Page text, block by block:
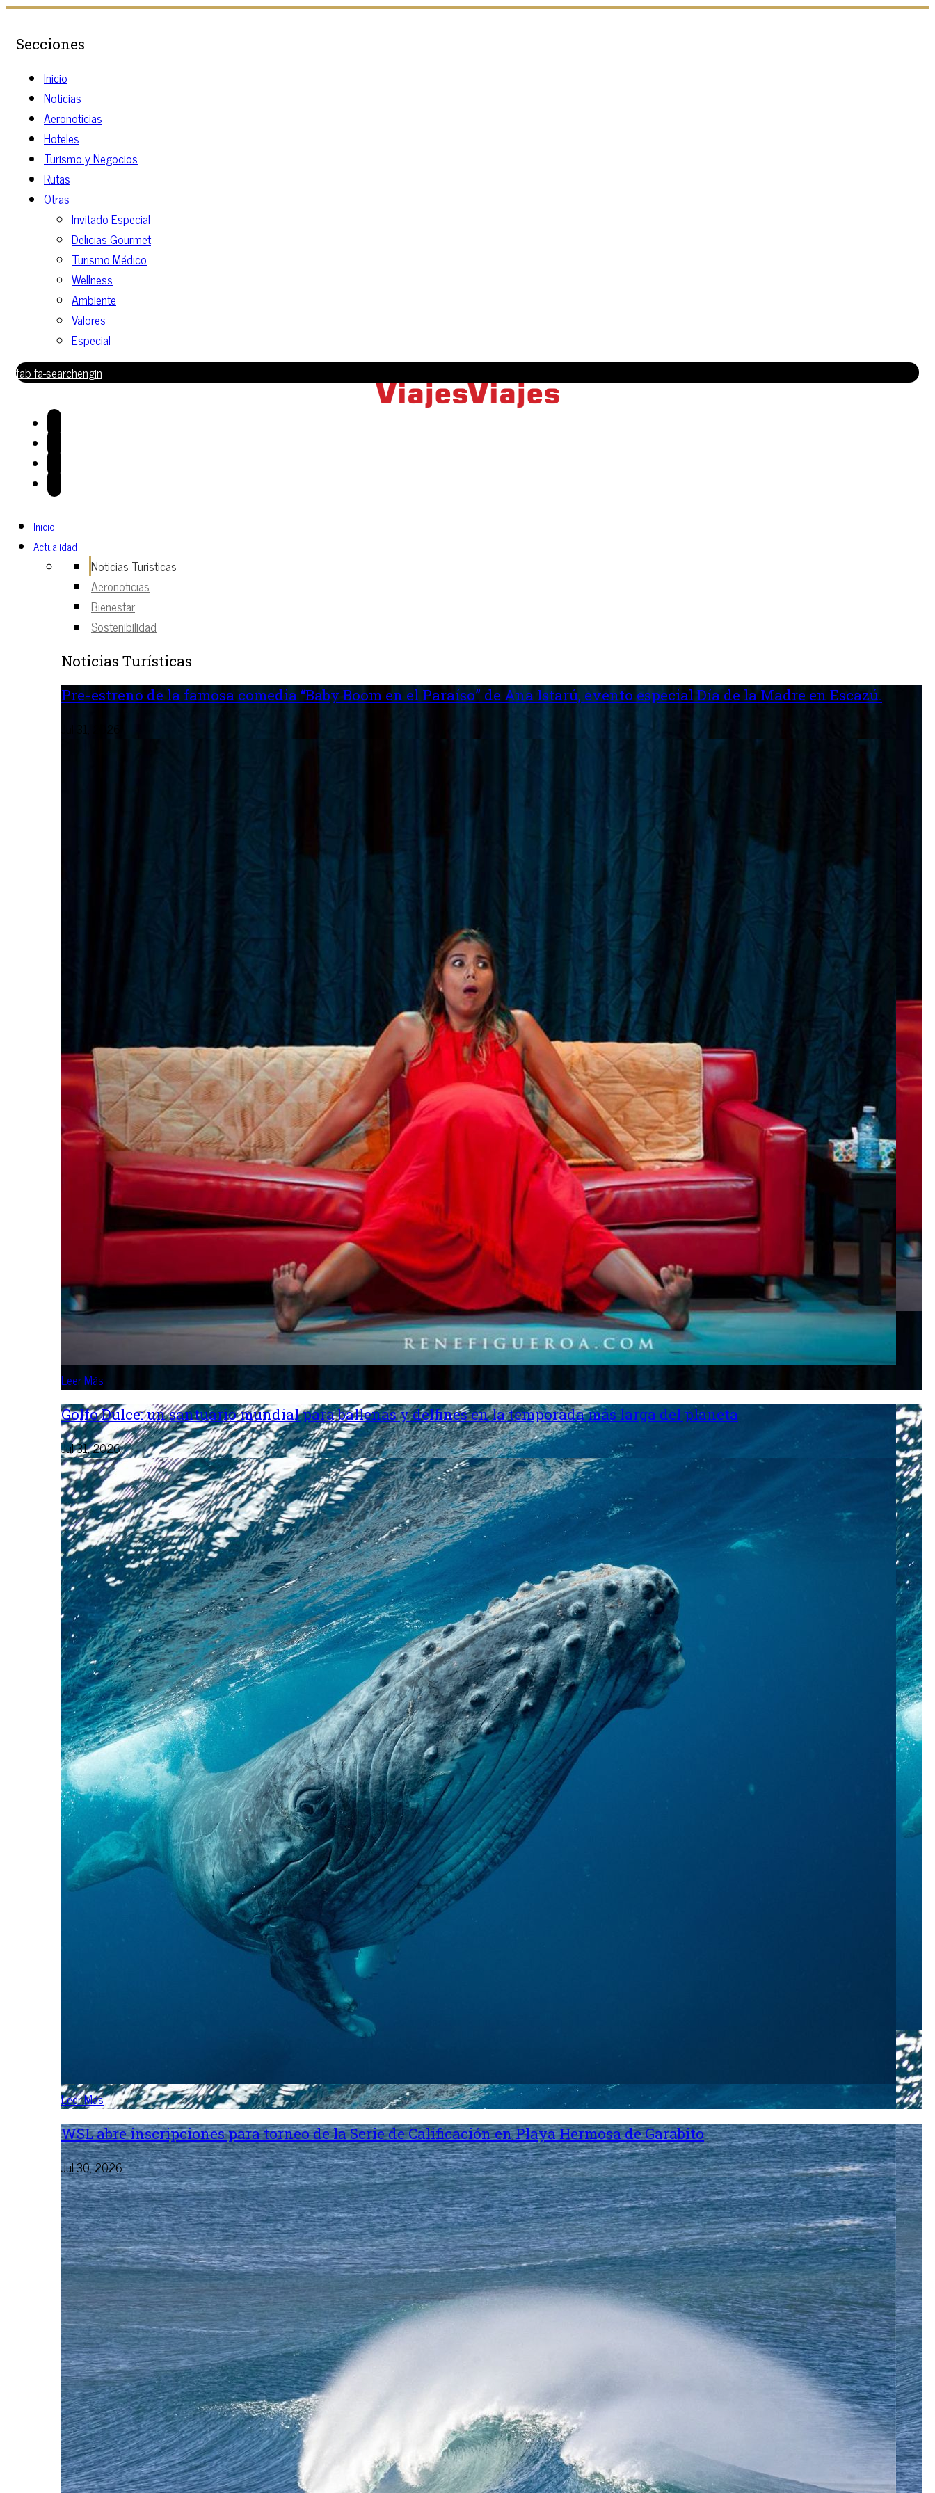
Secciones
Inicio
Noticias
Aeronoticias
Hoteles
Turismo y Negocios
Rutas
Otras
Invitado Especial
Delicias Gourmet
Turismo Médico
Wellness
Ambiente
Valores
Especial
fab fa-searchengin
Inicio
Actualidad
Noticias Turisticas
Aeronoticias
Bienestar
Sostenibilidad
Noticias Turísticas
Pre-estreno de la famosa comedia “Baby Boom en el Paraíso” de Ana Istarú, evento especial Día de la Madre en Escazú.
Jul 31, 2026
Leer Más
Golfo Dulce: un santuario mundial para ballenas y delfines en la temporada más larga del planeta
Jul 31, 2026
Leer Más
WSL abre inscripciones para torneo de la Serie de Calificación en Playa Hermosa de Garabito
Jul 30, 2026